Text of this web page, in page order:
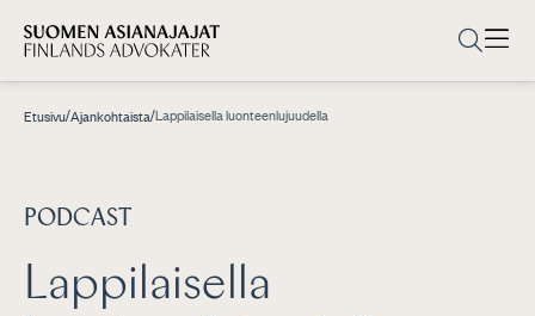
Etusivu/Ajankohtaista/Lappilaisella luonteenlujuudella
PODCAST
Lappilaisella